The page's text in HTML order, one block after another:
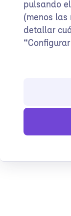
pulsando
(menos las
detallar